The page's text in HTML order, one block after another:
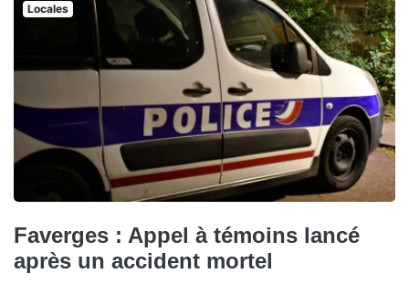
Locales
Faverges : Appel à témoins lancé
après un accident mortel